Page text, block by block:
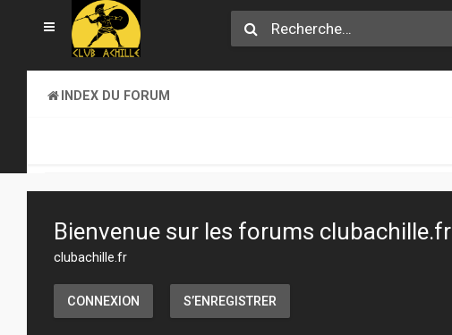
INDEX DU FORUM
Bienvenue sur les forums clubachille.fr
clubachille.fr
CONNEXION S’ENREGISTRER